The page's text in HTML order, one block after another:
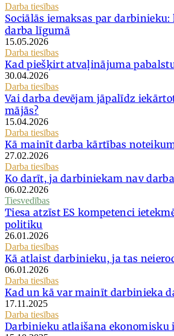
Darba tiesības
Sociālās iemaksas par darbinieku:
darba līgumā
15.05.2026
Darba tiesības
Kad piešķirt atvaļinājuma
30.04.2026
Darba tiesības
Vai darba devējam jāpalīdz
mājās?
15.04.2026
Darba tiesības
Kā mainīt darba kārtības
27.02.2026
Darba tiesības
Ko darīt, ja darbiniekam nav
06.02.2026
Tiesvedības
Tiesa atzīst ES kompetenci
politiku
26.01.2026
Darba tiesības
Kā atlaist darbinieku, ja tas
06.01.2026
Darba tiesības
Kad un kā var mainīt darbinieka
17.11.2025
Darba tiesības
Darbinieku atlaišana ekonomisku